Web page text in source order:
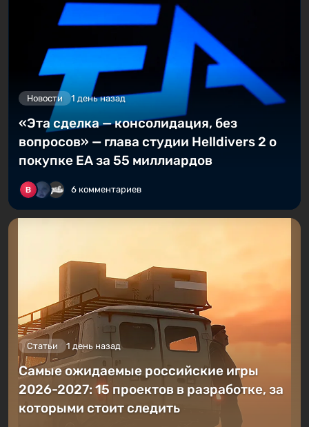
Новости 1 день назад
«Эта сделка — консолидация, без
вопросов» — глава студии Helldivers 2 о
покупке EA за 55 миллиардов
6 комментариев
Статьи 1 день назад
Самые ожидаемые российские игры
2026-2027: 15 проектов в разработке, за
которыми стоит следить